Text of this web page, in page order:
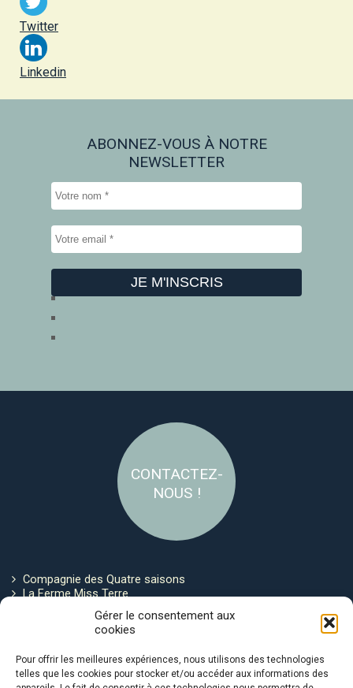
Gérer le consentement aux
cookies
Pour offrir les meilleures expériences, nous utilisons des technologies
telles que les cookies pour stocker et/ou accéder aux informations des
Twitter
Linkedin
ABONNEZ-VOUS À NOTRE
NEWSLETTER
CONTACTEZ-
NOUS !
Compagnie des Quatre saisons
La Ferme Miss Terre
Politique de cookies